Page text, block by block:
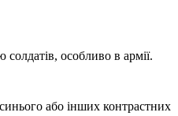
особливо в армії.
або інших контрастних